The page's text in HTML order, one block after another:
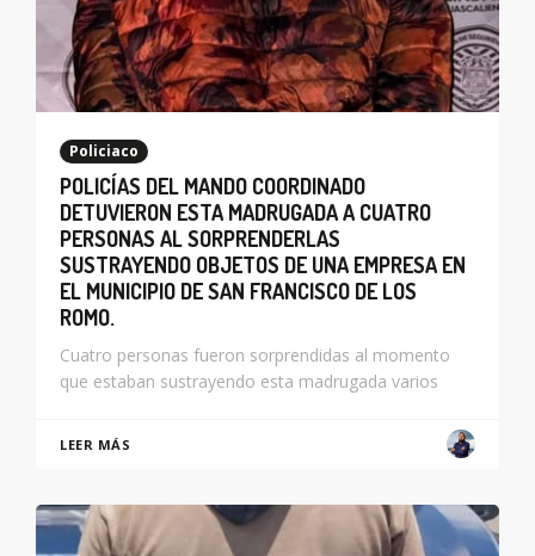
Policiaco
POLICÍAS DEL MANDO COORDINADO
DETUVIERON ESTA MADRUGADA A CUATRO
PERSONAS AL SORPRENDERLAS
SUSTRAYENDO OBJETOS DE UNA EMPRESA EN
EL MUNICIPIO DE SAN FRANCISCO DE LOS
ROMO.
Cuatro personas fueron sorprendidas al momento
que estaban sustrayendo esta madrugada varios
LEER MÁS